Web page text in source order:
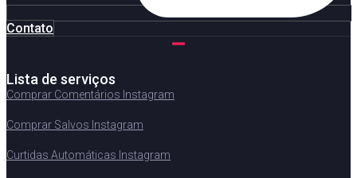
Contato
Lista de serviços
Comprar Comentários Instagram
Comprar Salvos Instagram
Curtidas Automáticas Instagram